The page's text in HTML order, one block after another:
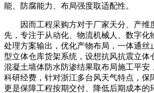
能、防腐能力、布局强度取适配性。
因而工程采购方对于厂家天分、产维
先，专注于从动化、物流机械人、数字化
处理方案输出，优化产物布局，一体通丝
型立体仓库货架系统，设想抗风抗震立体
混凝土墙体防水防渗结果取布局施工平安
科研经费，针对浙江多台风天气特点，保
更是保障工程按期交付、降低后期成本的